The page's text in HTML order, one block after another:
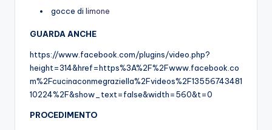
gocce di limone
GUARDA ANCHE
https://www.facebook.com/plugins/video.php?
height=314&href=https%3A%2F%2Fwww.facebook.co
m%2Fcucinaconmegraziella%2Fvideos%2F13556743481
10224%2F&show_text=false&width=560&t=0
PROCEDIMENTO